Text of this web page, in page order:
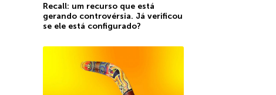
Recall: um recurso que está
gerando controvérsia. Já verificou
se ele está configurado?